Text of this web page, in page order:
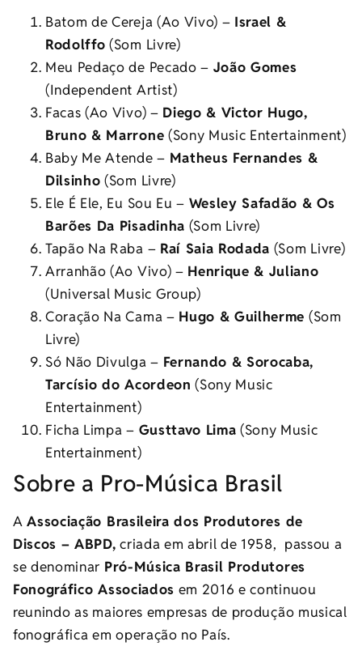
Batom de Cereja (Ao Vivo) – Israel &
Rodolffo (Som Livre)
Meu Pedaço de Pecado – João Gomes
(Independent Artist)
Facas (Ao Vivo) – Diego & Victor Hugo,
Bruno & Marrone (Sony Music Entertainment)
Baby Me Atende – Matheus Fernandes &
Dilsinho (Som Livre)
Ele É Ele, Eu Sou Eu – Wesley Safadão & Os
Barões Da Pisadinha (Som Livre)
Tapão Na Raba – Raí Saia Rodada (Som Livre)
Arranhão (Ao Vivo) – Henrique & Juliano
(Universal Music Group)
Coração Na Cama – Hugo & Guilherme (Som
Livre)
Só Não Divulga – Fernando & Sorocaba,
Tarcísio do Acordeon (Sony Music
Entertainment)
Ficha Limpa – Gusttavo Lima (Sony Music
Entertainment)
Sobre a Pro-Música Brasil
AAssociação Brasileira dos Produtores de
Discos – ABPD, criada em abril de 1958, passou a
se denominar Pró-Música Brasil Produtores
Fonográfico Associados em 2016 e continuou
reunindo as maiores empresas de produção musical
fonográfica em operação no País.